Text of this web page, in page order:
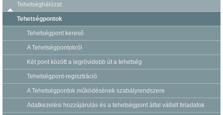
Tehetséghálózat
Tehetségpontok
Tehetségpont kereső
A Tehetségpontokról
Két pont között a legrövidebb út a tehetség
Tehetségpont-regisztráció
A Tehetségpontok működésének szabályrendszere
Adatkezelési hozzájárulás és a tehetségpont által vállalt feladatok